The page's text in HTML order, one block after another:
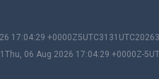
Dansk
17:04:29
06 Aug 2026 17:04:29 +0000Z-